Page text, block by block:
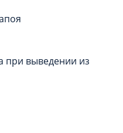
при выведении из